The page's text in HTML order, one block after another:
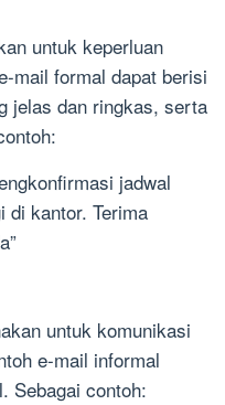
untuk keperluan
mail formal dapat berisi
jelas dan ringkas, serta
jadwal
di kantor. Terima
untuk komunikasi
e-mail informal
Sebagai contoh: